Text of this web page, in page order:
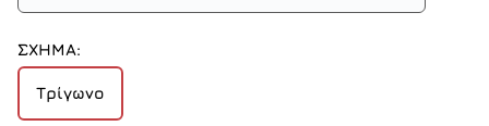
ΣΧΗΜΑ:
Τρίγωνο